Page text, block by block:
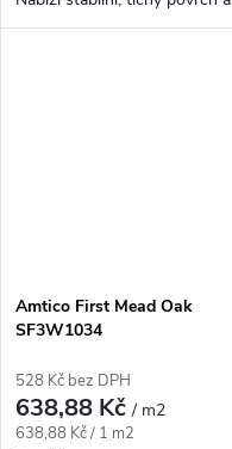
snadnou údržbu.
Amtico First Mead Oak
SF3W1034
528 Kč bez DPH
638,88 Kč/ m2
Měrná cena:
638,88 Kč / 1 m2